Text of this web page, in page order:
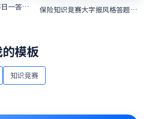
防校园诈骗知识竞赛每日一答活动 保险知识竞赛大字报风格答题活动
模板
知识竞赛